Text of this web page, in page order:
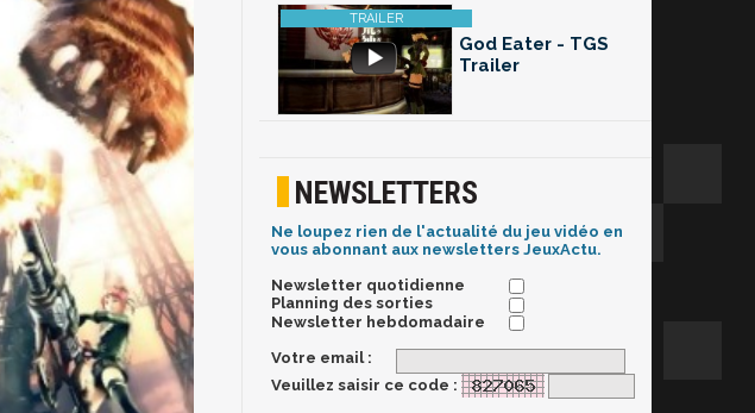
God Eater - TGS
Trailer
NEWSLETTERS
Ne loupez rien de l'actualité du jeu vidéo en
vous abonnant aux newsletters JeuxActu.
Newsletter quotidienne
Planning des sorties
Newsletter hebdomadaire
Votre email :
Veuillez saisir ce code :